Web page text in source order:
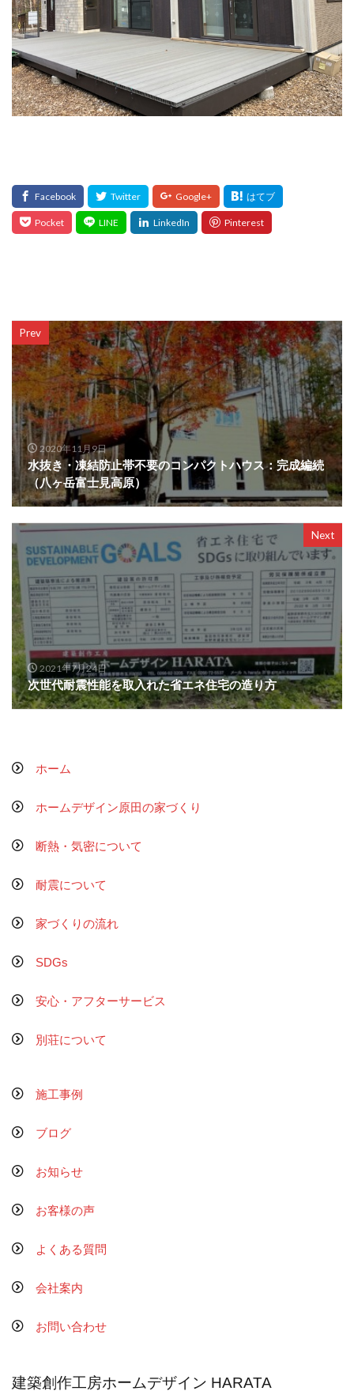
Prev
2020年11月9日
水抜き・凍結防止帯不要のコンパクトハウス：完成編続
（八ヶ岳富士見高原）
Next
2021年7月24日
次世代耐震性能を取入れた省エネ住宅の造り方
ホーム
ホームデザイン原田の家づくり
断熱・気密について
耐震について
家づくりの流れ
SDGs
安心・アフターサービス
別荘について
施工事例
ブログ
お知らせ
お客様の声
よくある質問
会社案内
お問い合わせ
建築創作工房ホームデザイン HARATA